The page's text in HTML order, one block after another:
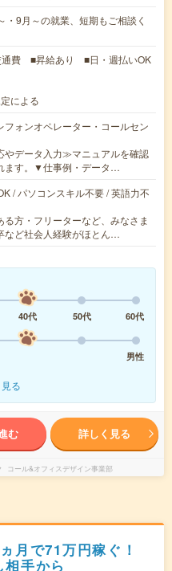
9月～の就業、短期もご相談く
通費 ■昇給あり ■日・週払いOK
による
フォンオペレーター・コールセン
データ入力≫マニュアルを確認
ます。▼仕事例・データ…
/ パソコンスキル不要 / 英語力不
方・フリーターなど、みなさま
など社会人経験がほとん…
40代 50代
60代
男性
る
む 詳しく見る
コール&オフィスデザイン事業部
月で71万円稼ぐ！
手から